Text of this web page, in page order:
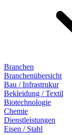
Branchen
Branchenübersicht
Bau / Infrastrukur
Bekleidung / Textil
Biotechnologie
Chemie
Dienstleistungen
Eisen / Stahl